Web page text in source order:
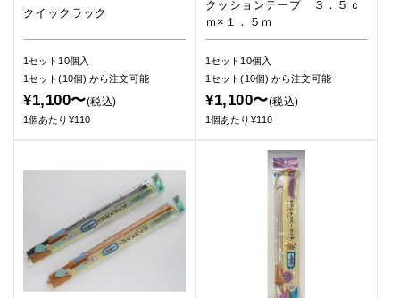
クイックラック
1セット10個入
1セット(10個)から注文可能
¥1,100〜(税込)
1個あたり¥110
クッションテープ ３．５ｃ
ｍ×１．５ｍ
1セット10個入
1セット(10個)から注文可能
¥1,100〜(税込)
1個あたり¥110